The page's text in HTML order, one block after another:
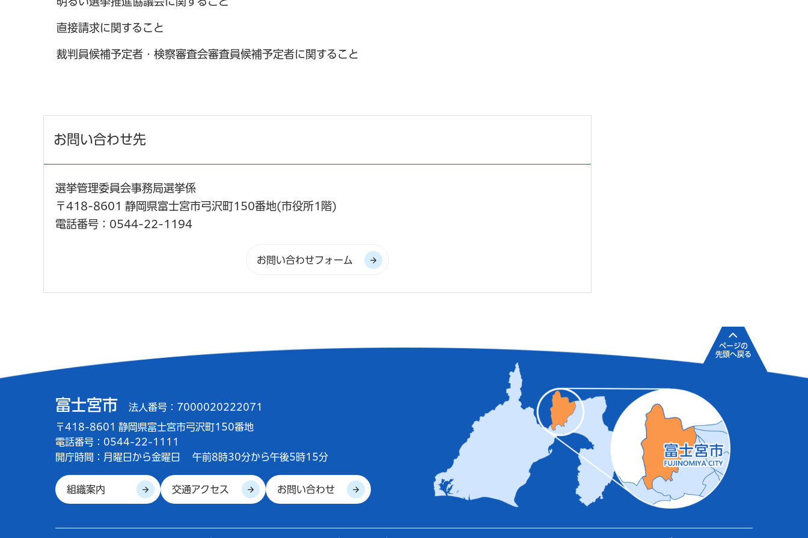
直接請求に関すること
裁判員候補予定者・検察審査会審査員候補予定者に関すること
お問い合わせ先
選挙管理委員会事務局選挙係
〒418-8601 静岡県富士宮市弓沢町150番地(市役所1階)
電話番号：0544-22-1194
富士宮市 法人番号：7000020222071
〒418-8601 静岡県富士宮市弓沢町150番地
電話番号：0544-22-1111
開庁時間： 月曜日から金曜日 午前8時30分から午後5時15分
組織案内 交通アクセス お問い合わせ
ページの
先頭へ戻る